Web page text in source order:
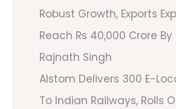
Robust Growth, Exports
Reach Rs 40,000 Crore By
Rajnath Singh
Alstom Delivers 300 E-
To Indian Railways, Rolls